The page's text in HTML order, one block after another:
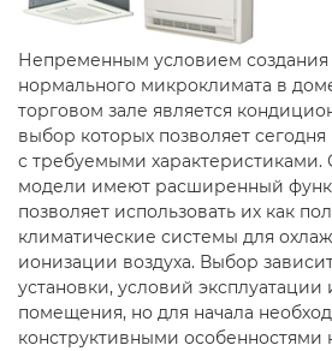
Непременным условием
нормального микроклимата в
торговом зале является
выбор которых позволяет
с требуемыми
модели имеют расширенный
позволяет использовать их как
климатические системы для
ионизации воздуха. Выбор
установки, условий
помещения, но для начала
конструктивными особенностями